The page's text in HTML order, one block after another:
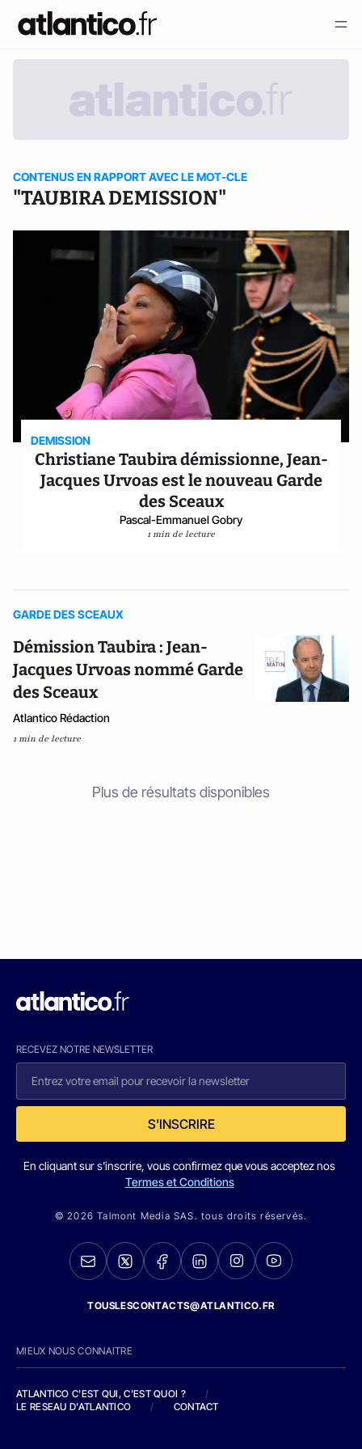
CONTENUS EN RAPPORT AVEC LE MOT-CLE
"TAUBIRA DEMISSION"
DEMISSION
Christiane Taubira démissionne, Jean-
Jacques Urvoas est le nouveau Garde
des Sceaux
Pascal-Emmanuel Gobry
1 min de lecture
GARDE DES SCEAUX
Démission Taubira : Jean-
Jacques Urvoas nommé Garde
des Sceaux
Atlantico Rédaction
1 min de lecture
Plus de résultats disponibles
RECEVEZ NOTRE NEWSLETTER
S'INSCRIRE
En cliquant sur s'inscrire, vous confirmez que vous acceptez nos
Termes et Conditions
© 2026 Talmont Media SAS. tous droits réservés.
TOUSLESCONTACTS@ATLANTICO.FR
MIEUX NOUS CONNAITRE
ATLANTICO C'EST QUI, C'EST QUOI ?
/
LE RESEAU D'ATLANTICO
/ CONTACT